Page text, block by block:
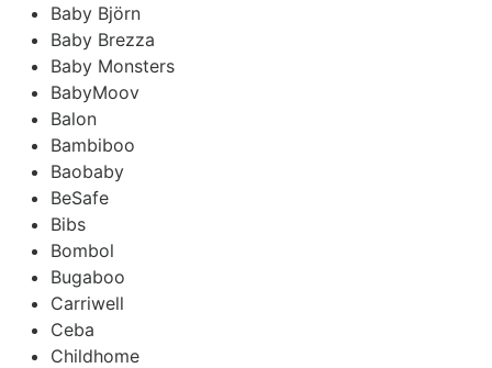
Baby Björn
Baby Brezza
Baby Monsters
BabyMoov
Balon
Bambiboo
Baobaby
BeSafe
Bibs
Bombol
Bugaboo
Carriwell
Ceba
Childhome